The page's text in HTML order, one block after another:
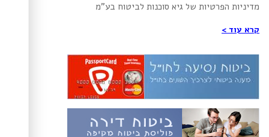
מדיניות הפרטיות של גיא סוכנות לביטוח בע"מ
קרא עוד >